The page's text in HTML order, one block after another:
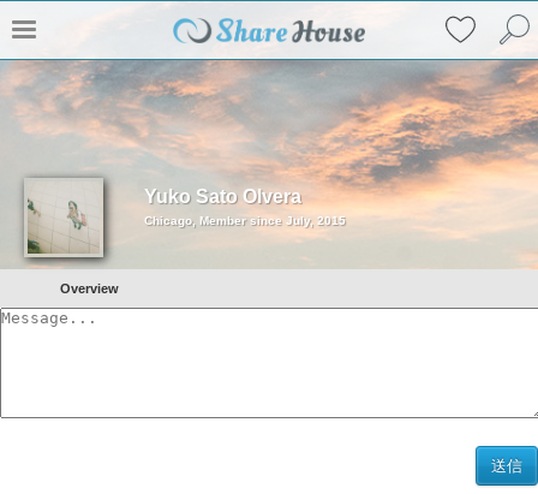
Yuko Sato Olvera
Chicago, Member since July, 2015
Overview